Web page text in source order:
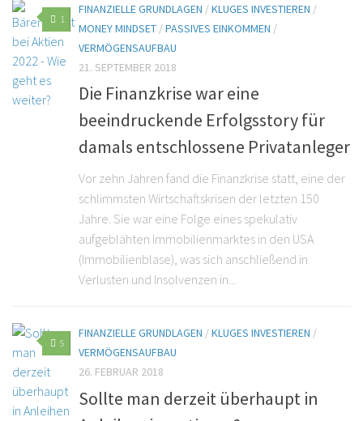
1
FINANZIELLE GRUNDLAGEN /KLUGES INVESTIEREN /
MONEY MINDSET /PASSIVES EINKOMMEN /
VERMÖGENSAUFBAU
21. SEPTEMBER 2018
Die Finanzkrise war eine
beeindruckende Erfolgsstory für
damals entschlossene Privatanleger
Vor zehn Jahren fand die Finanzkrise statt, eine der
schlimmsten Wirtschaftskrisen der letzten 150
Jahre. Sie war eine Folge eines spekulativ
aufgeblähten Immobilienmarktes in den USA
(Immobilienblase), was sich anschließend in
Verlusten und Insolvenzen in...
5
FINANZIELLE GRUNDLAGEN /KLUGES INVESTIEREN /
VERMÖGENSAUFBAU
26. FEBRUAR 2018
Sollte man derzeit überhaupt in